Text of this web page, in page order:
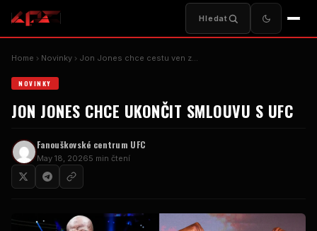
Hledat
Home Novinky Jon Jones chce cestu ven z…
NOVINKY
JON JONES CHCE UKONČIT SMLOUVU S UFC
Fanouškovské centrum UFC
May 18, 20265 min čtení